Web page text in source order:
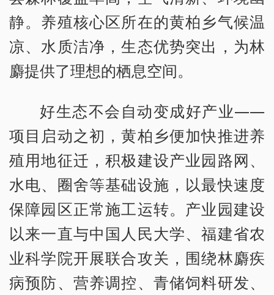
静。养殖核心区所在的黄柏乡气候温
凉、水质洁净，生态优势突出，为林
麝提供了理想的栖息空间。
好生态不会自动变成好产业——
项目启动之初，黄柏乡便加快推进养
殖用地征迁，积极建设产业园路网、
水电、圈舍等基础设施，以最快速度
保障园区正常施工运转。产业园建设
以来一直与中国人民大学、福建省农
业科学院开展联合攻关，围绕林麝疾
病预防、营养调控、青储饲料研发、